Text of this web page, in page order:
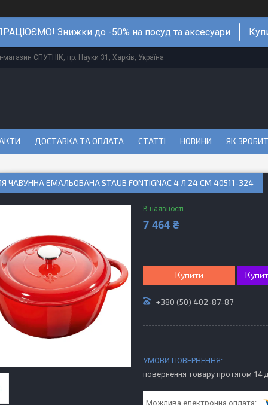
Знижки до -50% на посуд та аксесуари
СПУТНІК, пр. Науки 31, Харків, Україна
ДОСТАВКА ТА ОПЛАТА СТАТТІ НОВИНИ ЯК
ЧАВУННА ЕМАЛЬОВАНА STAUB FONTIGNAC 4 Л 24 СМ 40511-324
В наявності
7 464 ₴
Купити
+380 (50) 402-87-87
повернення товару протягом 14